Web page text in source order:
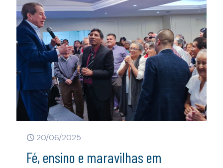
20/06/2025
Fé, ensino e maravilhas em